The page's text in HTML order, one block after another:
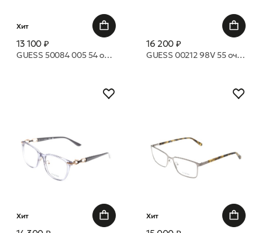
Хит
13 100 ₽
GUESS 50084 005 54 оправа
16 200 ₽
GUESS 00212 98V 55 очки с/з
Хит Хит